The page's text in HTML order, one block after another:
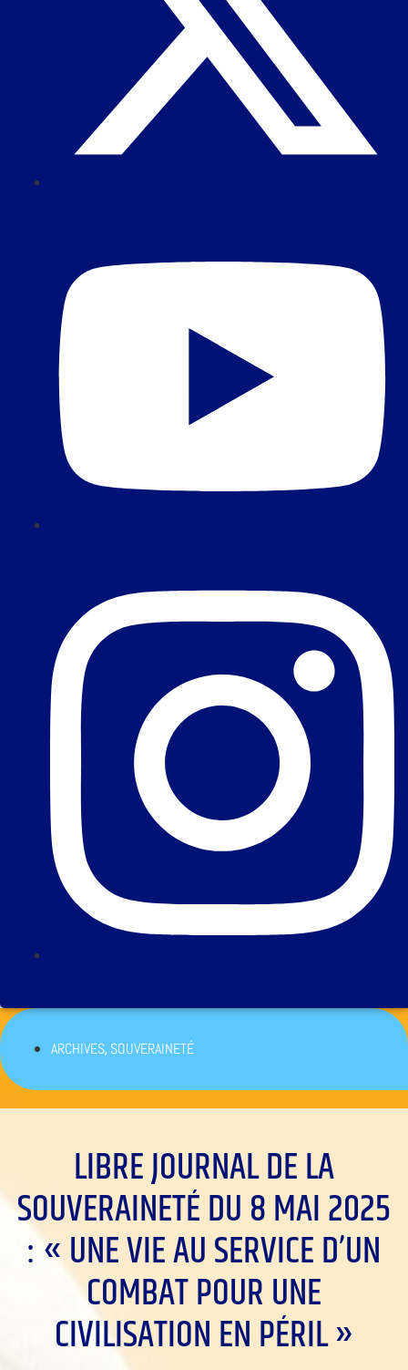
ARCHIVES,SOUVERAINETÉ
LIBRE JOURNAL DE LA
SOUVERAINETÉ DU 8 MAI 2025
: « UNE VIE AU SERVICE D’UN
COMBAT POUR UNE
CIVILISATION EN PÉRIL »